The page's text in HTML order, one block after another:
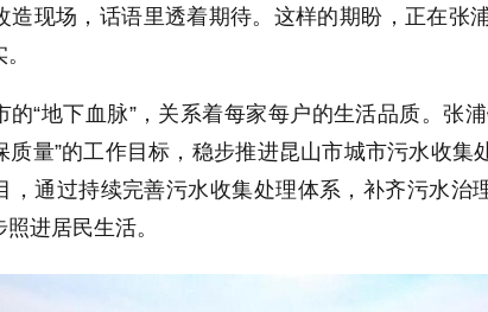
造现场，话语里透着期待。这样的期盼，正在张
“地下血脉”，关系着每家每户的生活品质。张浦
质量”的工作目标，稳步推进昆山市城市污水收集
，通过持续完善污水收集处理体系，补齐污水治
进居民生活。